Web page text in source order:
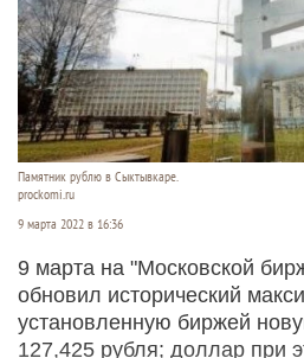
Памятник рублю в Сыктывкаре.
prockomi.ru
9 марта 2022 в 16:36
9 марта на "Московской
обновил исторический
установленную биржей
127,425 рубля; доллар при